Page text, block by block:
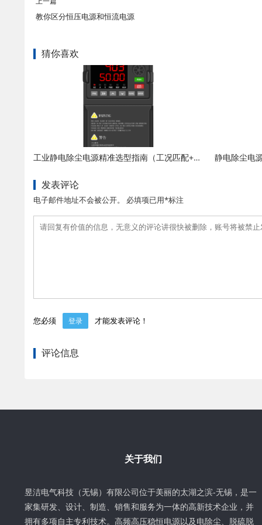
教你区分恒压电源和恒流电源
猜你喜欢
工业静电除尘电源精准选型指南（工况匹配+参数校准+避坑要点）
发表评论
电子邮件地址不会被公开。 必填项已用*标注
您必须 登录 才能发表评论！
评论信息
关于我们
昱洁电气科技（无锡）有限公司位于美丽的太湖之滨-无锡，是一
家集研发、设计、制造、销售和服务为一体的高新技术企业，并
拥有多项自主专利技术。高频高压稳恒电源以及电除尘、脱硫脱